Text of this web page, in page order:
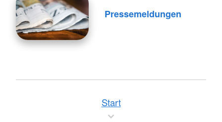
Pressemeldungen
Start